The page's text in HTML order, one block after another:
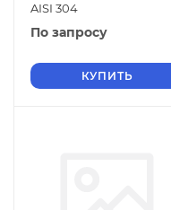
AISI 304
По запросу
КУПИТЬ